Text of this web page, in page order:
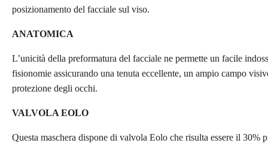
posizionamento del facciale sul viso.
ANATOMICA
L’unicità della preformatura del facciale ne permette un facile
fisionomie assicurando una tenuta eccellente, un ampio campo
protezione degli occhi.
VALVOLA EOLO
Questa maschera dispone di valvola Eolo che risulta essere il 30%